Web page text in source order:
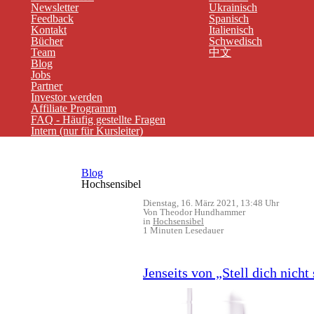
Newsletter
Feedback
Kontakt
Bücher
Team
Blog(current)
Jobs
Partner
Investor werden
Affiliate Programm
FAQ - Häufig gestellte Fragen
Intern (nur für Kursleiter)
Ukrainisch
Spanisch
Italienisch
Schwedisch
中文
Blog
Hochsensibel
Dienstag, 16. März 2021, 13:48 Uhr
Von Theodor Hundhammer
in Hochsensibel
1 Minuten Lesedauer
Jenseits von „Stell dich nicht